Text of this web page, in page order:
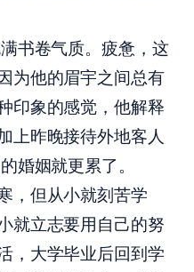
书卷气质。疲惫，这
为他的眉宇之间总有
印象的感觉，他解释
上昨晚接待外地客人
婚姻就更累了。
，但从小就刻苦学
就立志要用自己的努
，大学毕业后回到学